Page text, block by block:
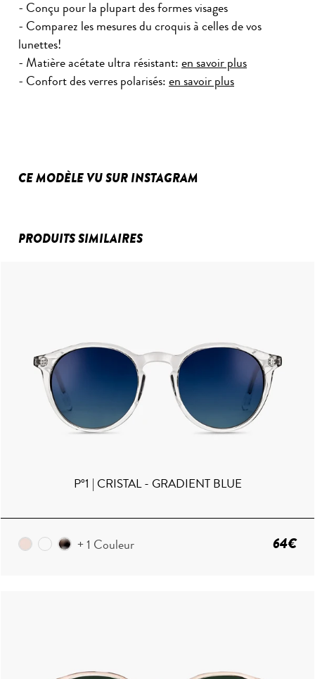
- Conçu pour la plupart des formes visages
- Comparez les mesures du croquis à celles de vos
lunettes!
- Matière acétate ultra résistant: en savoir plus
- Confort des verres polarisés: en savoir plus
CE MODÈLE VU SUR INSTAGRAM
PRODUITS SIMILAIRES
P°1 | CRISTAL - GRADIENT BLUE
+ 1 Couleur 64€